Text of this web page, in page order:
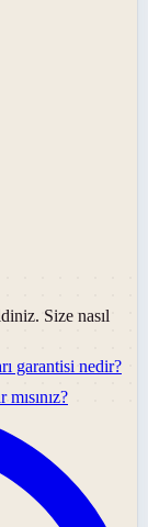
Size nasıl
garantisi nedir?